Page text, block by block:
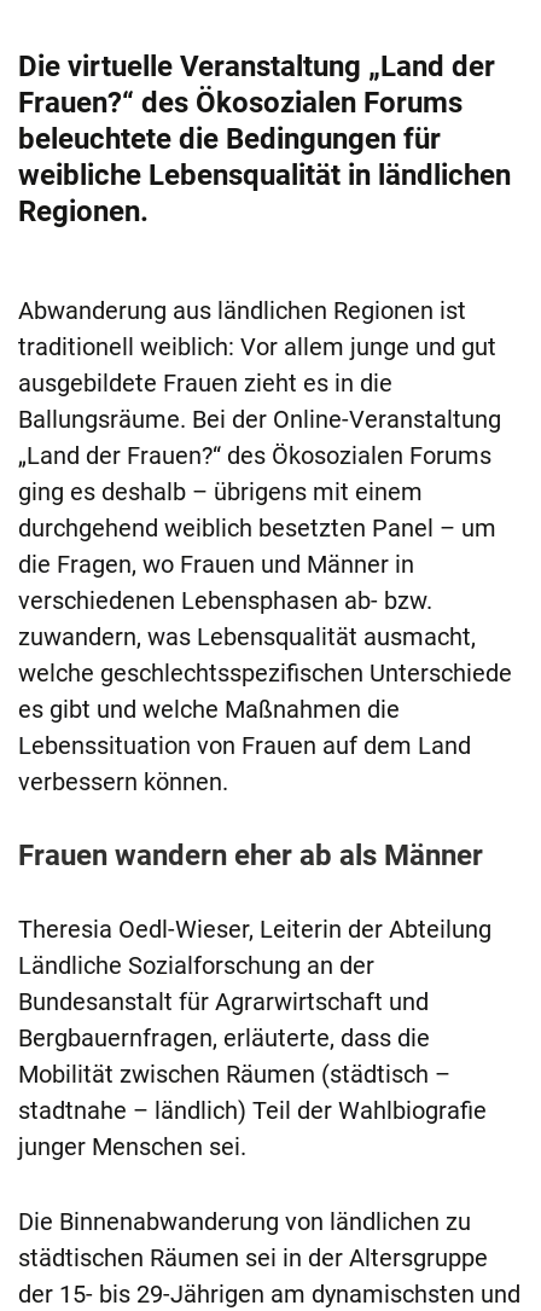
Die virtuelle Veranstaltung „Land der
Frauen?“ des Ökosozialen Forums
beleuchtete die Bedingungen für
weibliche Lebensqualität in ländlichen
Regionen.
Abwanderung aus ländlichen Regionen ist
traditionell weiblich: Vor allem junge und gut
ausgebildete Frauen zieht es in die
Ballungsräume. Bei der Online-Veranstaltung
„Land der Frauen?“ des Ökosozialen Forums
ging es deshalb – übrigens mit einem
durchgehend weiblich besetzten Panel – um
die Fragen, wo Frauen und Männer in
verschiedenen Lebensphasen ab- bzw.
zuwandern, was Lebensqualität ausmacht,
welche geschlechtsspezifischen Unterschiede
es gibt und welche Maßnahmen die
Lebenssituation von Frauen auf dem Land
verbessern können.
Frauen wandern eher ab als Männer
Theresia Oedl-Wieser, Leiterin der Abteilung
Ländliche Sozialforschung an der
Bundesanstalt für Agrarwirtschaft und
Bergbauernfragen, erläuterte, dass die
Mobilität zwischen Räumen (städtisch –
stadtnahe – ländlich) Teil der Wahlbiografie
junger Menschen sei.
Die Binnenabwanderung von ländlichen zu
städtischen Räumen sei in der Altersgruppe
der 15- bis 29-Jährigen am dynamischsten und